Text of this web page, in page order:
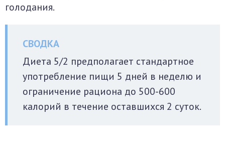
голодания.
Диета 5/2 предполагает стандартное
употребление пищи 5 дней в неделю и
ограничение рациона до 500-600
калорий в течение оставшихся 2 суток.